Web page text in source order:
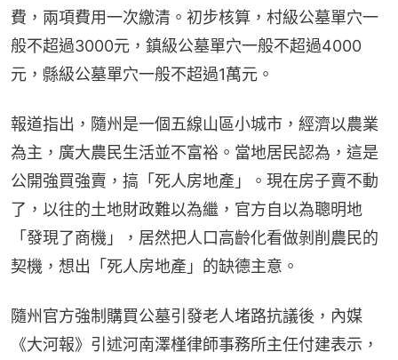
費，兩項費用一次繳清。初步核算，村級公墓單穴一
般不超過3000元，鎮級公墓單穴一般不超過4000
元，縣級公墓單穴一般不超過1萬元。
報道指出，隨州是一個五線山區小城市，經濟以農業
為主，廣大農民生活並不富裕。當地居民認為，這是
公開強買強賣，搞「死人房地產」。現在房子賣不動
了，以往的土地財政難以為繼，官方自以為聰明地
「發現了商機」，居然把人口高齡化看做剝削農民的
契機，想出「死人房地產」的缺德主意。
隨州官方強制購買公墓引發老人堵路抗議後，內媒
《大河報》引述河南澤槿律師事務所主任付建表示，